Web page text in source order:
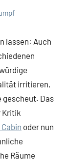
lassen: Auch
irritieren,
gescheut. Das
Kritik
oder nun
Räume